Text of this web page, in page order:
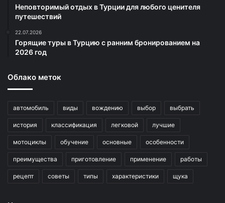
Неповторимый отдых в Турции для любого ценителя
путешествий
22.07.2026
Горящие туры в Турцию с ранним бронированием на
2026 год
Облако меток
автомобиль виды вождению выбор выбрать
история классификация легковой лучшие
мотоциклы обучение основные особенности
преимущества приготовление применение работы
рецепт советы типы характеристики щука